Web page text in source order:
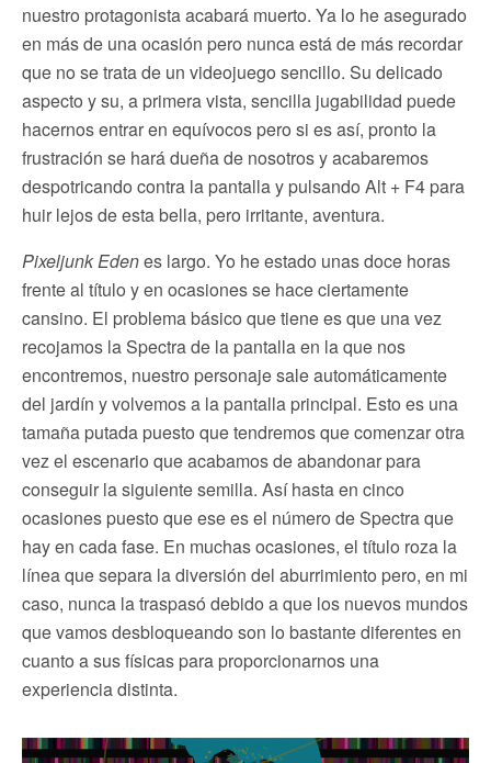
nuestro protagonista acabará muerto. Ya lo he asegurado
en más de una ocasión pero nunca está de más recordar
que no se trata de un videojuego sencillo. Su delicado
aspecto y su, a primera vista, sencilla jugabilidad puede
hacernos entrar en equívocos pero si es así, pronto la
frustración se hará dueña de nosotros y acabaremos
despotricando contra la pantalla y pulsando Alt + F4 para
huir lejos de esta bella, pero irritante, aventura.
Pixeljunk Edenes largo. Yo he estado unas doce horas
frente al título y en ocasiones se hace ciertamente
cansino. El problema básico que tiene es que una vez
recojamos la Spectra de la pantalla en la que nos
encontremos, nuestro personaje sale automáticamente
del jardín y volvemos a la pantalla principal. Esto es una
tamaña putada puesto que tendremos que comenzar otra
vez el escenario que acabamos de abandonar para
conseguir la siguiente semilla. Así hasta en cinco
ocasiones puesto que ese es el número de Spectra que
hay en cada fase. En muchas ocasiones, el título roza la
línea que separa la diversión del aburrimiento pero, en mi
caso, nunca la traspasó debido a que los nuevos mundos
que vamos desbloqueando son lo bastante diferentes en
cuanto a sus físicas para proporcionarnos una
experiencia distinta.